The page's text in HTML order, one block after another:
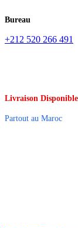
Bureau
+212 520 266 491
Livraison Disponible
Partout au Maroc